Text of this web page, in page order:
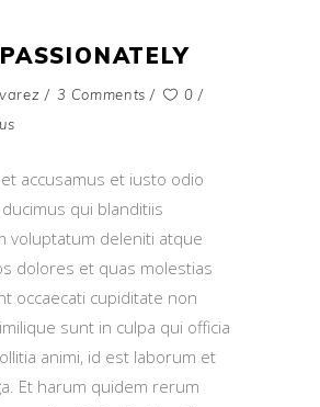
3 Comments
0
accusamus et iusto odio
qui blanditiis
voluptatum deleniti atque
dolores et quas molestias
occaecati cupiditate non
sunt in culpa qui officia
animi, id est laborum et
Et harum quidem rerum